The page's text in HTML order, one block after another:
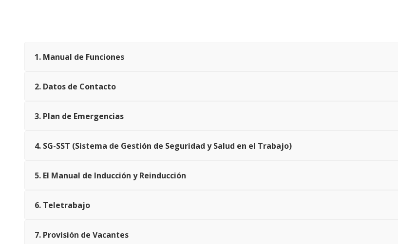
1. Manual de Funciones
2. Datos de Contacto
3. Plan de Emergencias
4. SG-SST (Sistema de Gestión de Seguridad y Salud en el Trabajo)
5. El Manual de Inducción y Reinducción
6. Teletrabajo
7. Provisión de Vacantes